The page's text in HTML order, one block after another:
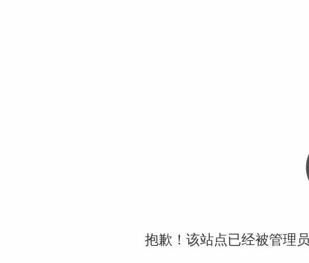
抱歉！该站点已经被管理